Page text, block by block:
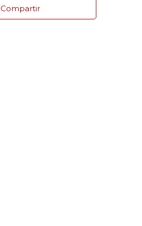
Compartir